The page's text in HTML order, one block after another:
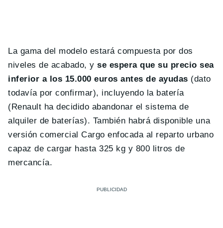
La gama del modelo estará compuesta por dos
niveles de acabado, yse espera que su precio sea
inferior a los 15.000 euros antes de ayudas (dato
todavía por confirmar), incluyendo la batería
(Renault ha decidido abandonar el sistema de
alquiler de baterías). También habrá disponible una
versión comercial Cargo enfocada al reparto urbano
capaz de cargar hasta 325 kg y 800 litros de
mercancía.